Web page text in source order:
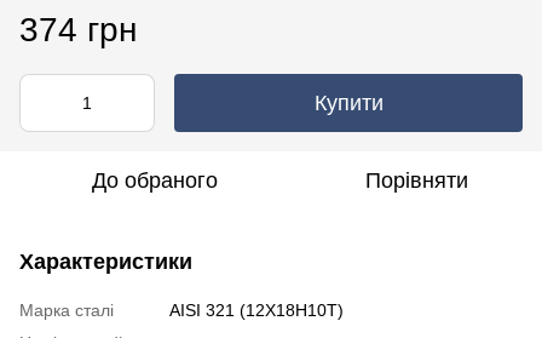
374 грн
Купити
До обраного Порівняти
Характеристики
Марка сталі
AISI 321 (12Х18Н10Т)